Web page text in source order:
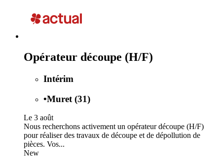
Opérateur découpe (H/F)
Intérim
•Muret (31)
Le 3 août
Nous recherchons activement un opérateur découpe (H/F)
pour réaliser des travaux de découpe et de dépollution de
pièces. Vos...
New